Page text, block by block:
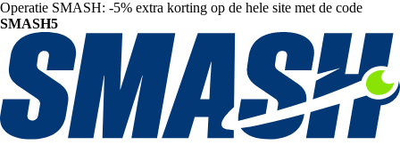
Operatie SMASH: -5% extra korting op de hele site met de code
SMASH5